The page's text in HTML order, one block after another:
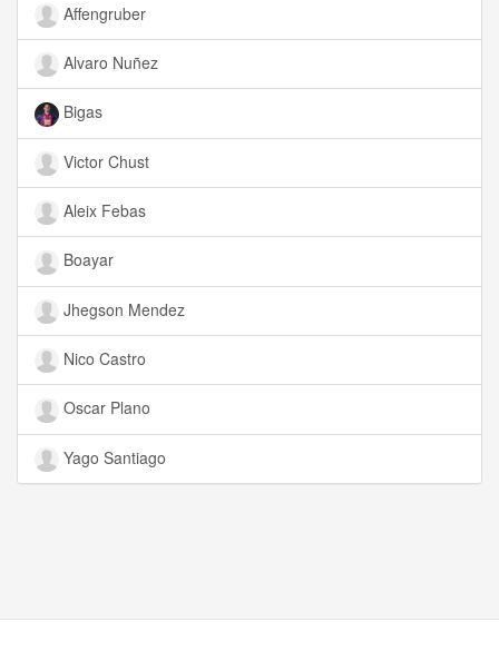
Affengruber
Alvaro Nuñez
Bigas
Victor Chust
Aleix Febas
Boayar
Jhegson Mendez
Nico Castro
Oscar Plano
Yago Santiago